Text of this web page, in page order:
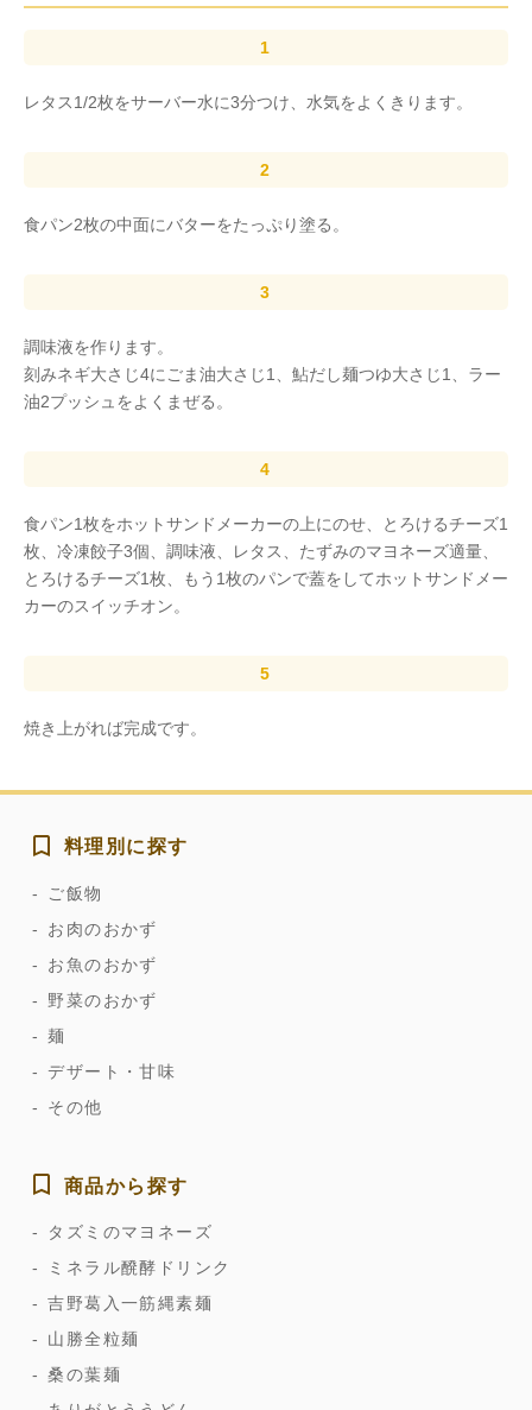
レタス1/2枚をサーバー水に3分つけ、水気をよくきります。
食パン2枚の中面にバターをたっぷり塗る。
調味液を作ります。
刻みネギ大さじ4にごま油大さじ1、鮎だし麺つゆ大さじ1、ラー
油2プッシュをよくまぜる。
食パン1枚をホットサンドメーカーの上にのせ、とろけるチーズ1
枚、冷凍餃子3個、調味液、レタス、たずみのマヨネーズ適量、
とろけるチーズ1枚、もう1枚のパンで蓋をしてホットサンドメー
カーのスイッチオン。
焼き上がれば完成です。
料理別に探す
ご飯物
お肉のおかず
お魚のおかず
野菜のおかず
麺
デザート・甘味
その他
商品から探す
タズミのマヨネーズ
ミネラル醗酵ドリンク
吉野葛入一筋縄素麺
山勝全粒麺
桑の葉麺